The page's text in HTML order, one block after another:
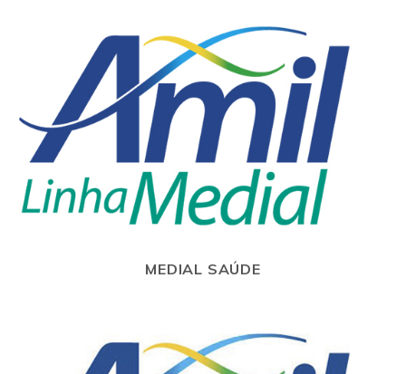
MEDIAL SAÚDE